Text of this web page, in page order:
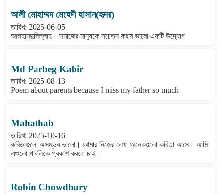
আলী মোহাম্মদ মেহেদী হাসান(হৃদয়)
তারিখ: 2025-06-05
আলহামদুলিল্লাহ। সমাজের মানুষকে সচেতন করার ভালো একটি উদ্যোগ
Md Parbeg Kabir
তারিখ: 2025-08-13
Poem about parents because I miss my father so much
Mahathab
তারিখ: 2025-10-16
কবিতাগুলো অসম্ভব ভালো। আমার নিজের লেখা অনেকগুলো কবিতা আসে। আমি
এগুলো পাবলিকে প্রকাশ করতে চাই।
Robin Chowdhury